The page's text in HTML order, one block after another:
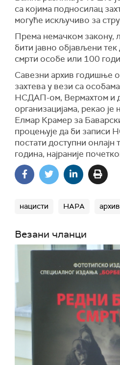
са којима подносилац
могуће искључиво за
Према немачком закону,
бити јавно објављени
смрти особе или 100
Савезни архив годишње
захтева у вези са
НСДАП-ом, Вермахтом и
организацијама, рекао
Елмар Крамер за
процењује да би записи
постати доступни онлајн
година, најраније
нацисти НАРА
Везани чланци